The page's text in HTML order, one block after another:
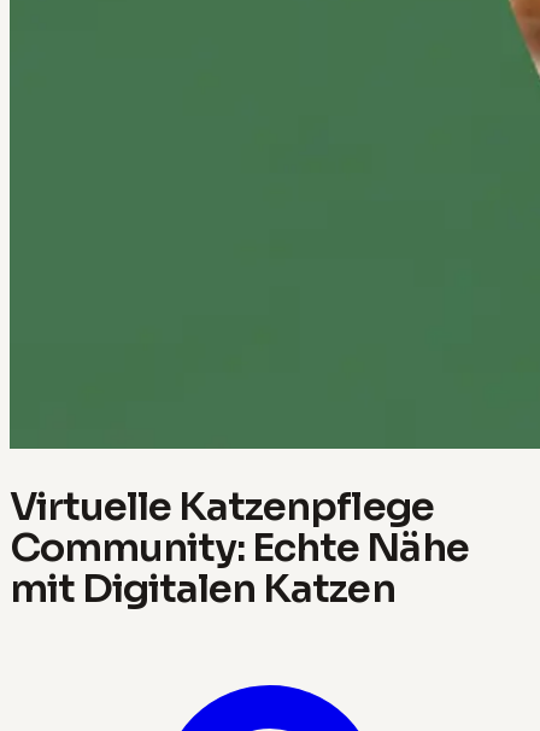
Virtuelle Katzenpflege
Community: Echte Nähe
mit Digitalen Katzen